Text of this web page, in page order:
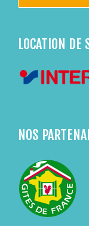
LOCATION DE
NOS